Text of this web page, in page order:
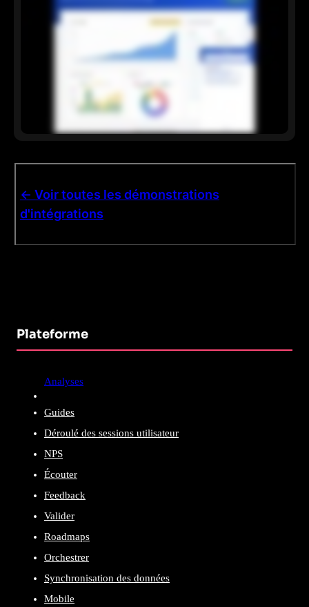
<- Voir toutes les démonstrations
d'intégrations
Plateforme
Analyses
Guides
Déroulé des sessions utilisateur
NPS
Écouter
Feedback
Valider
Roadmaps
Orchestrer
Synchronisation des données
Mobile